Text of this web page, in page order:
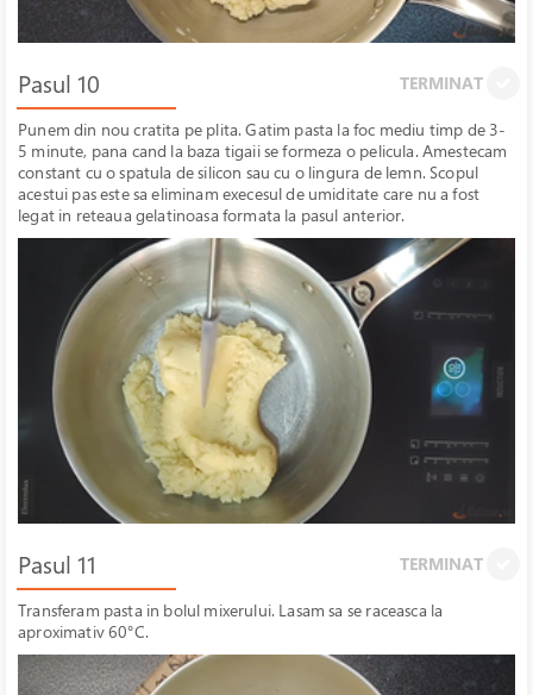
Pasul 10 TERMINAT
Punem din nou cratita pe plita. Gatim pasta la foc mediu timp de 3-
5 minute, pana cand la baza tigaii se formeza o pelicula. Amestecam
constant cu o spatula de silicon sau cu o lingura de lemn. Scopul
acestui pas este sa eliminam execesul de umiditate care nu a fost
legat in reteaua gelatinoasa formata la pasul anterior.
Pasul 11 TERMINAT
Transferam pasta in bolul mixerului. Lasam sa se raceasca la
aproximativ 60°C.